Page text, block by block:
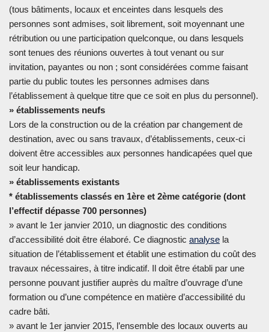
(tous bâtiments, locaux et enceintes dans lesquels des
personnes sont admises, soit librement, soit moyennant une
rétribution ou une participation quelconque, ou dans lesquels
sont tenues des réunions ouvertes à tout venant ou sur
invitation, payantes ou non ; sont considérées comme faisant
partie du public toutes les personnes admises dans
l’établissement à quelque titre que ce soit en plus du personnel).
» établissements neufs
Lors de la construction ou de la création par changement de
destination, avec ou sans travaux, d’établissements, ceux-ci
doivent être accessibles aux personnes handicapées quel que
soit leur handicap.
» établissements existants
* établissements classés en 1ère et 2ème catégorie (dont
l’effectif dépasse 700 personnes)
» avant le 1er janvier 2010, un diagnostic des conditions
d’accessibilité doit être élaboré. Ce diagnostic analyse la
situation de l’établissement et établit une estimation du coût des
travaux nécessaires, à titre indicatif. Il doit être établi par une
personne pouvant justifier auprès du maître d’ouvrage d’une
formation ou d’une compétence en matière d’accessibilité du
cadre bâti.
» avant le 1er janvier 2015, l’ensemble des locaux ouverts au